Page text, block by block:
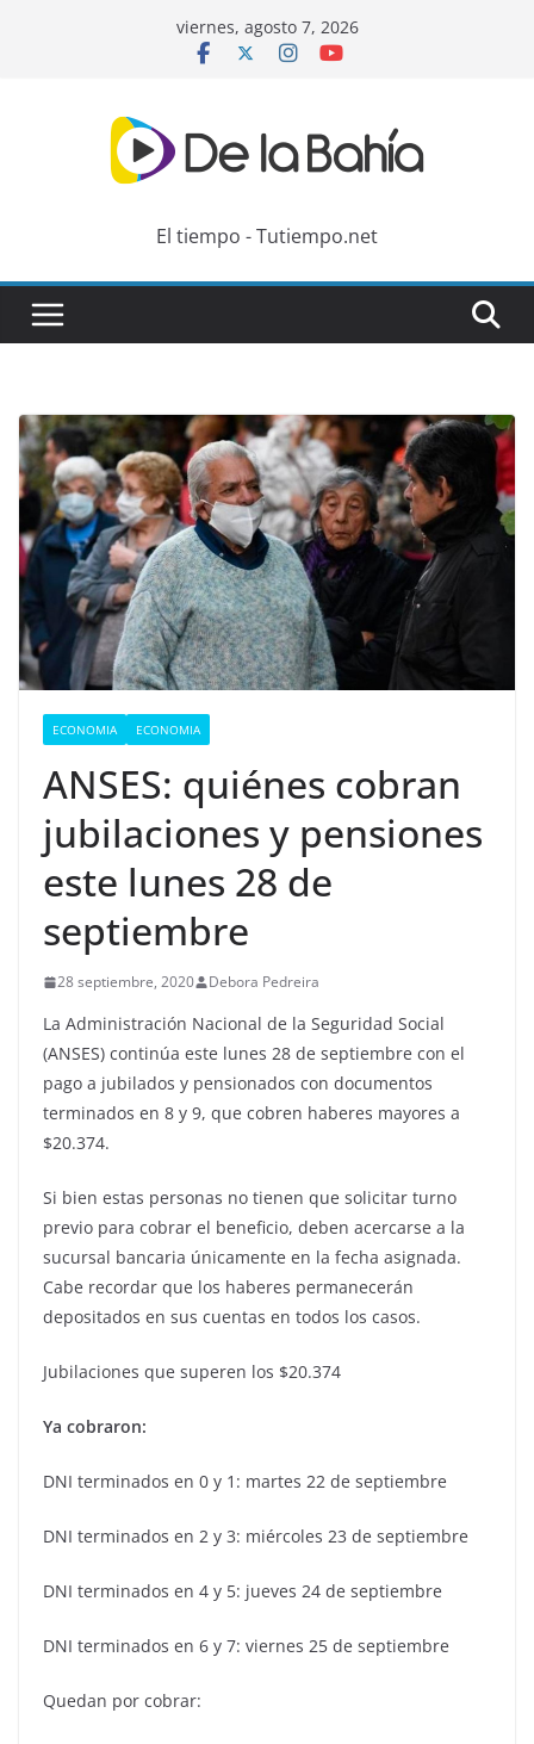
viernes, agosto 7, 2026
El tiempo - Tutiempo.net
ECONOMIA ECONOMIA
ANSES: quiénes cobran
jubilaciones y pensiones
este lunes 28 de
septiembre
28 septiembre, 2020 Debora Pedreira
La Administración Nacional de la Seguridad Social
(ANSES) continúa este lunes 28 de septiembre con el
pago a jubilados y pensionados con documentos
terminados en 8 y 9, que cobren haberes mayores a
$20.374.
Si bien estas personas no tienen que solicitar turno
previo para cobrar el beneficio, deben acercarse a la
sucursal bancaria únicamente en la fecha asignada.
Cabe recordar que los haberes permanecerán
depositados en sus cuentas en todos los casos.
Jubilaciones que superen los $20.374
Ya cobraron:
DNI terminados en 0 y 1: martes 22 de septiembre
DNI terminados en 2 y 3: miércoles 23 de septiembre
DNI terminados en 4 y 5: jueves 24 de septiembre
DNI terminados en 6 y 7: viernes 25 de septiembre
Quedan por cobrar: